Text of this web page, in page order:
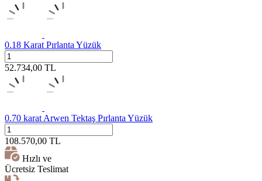
0.18 Karat Pırlanta Yüzük
52.734,00 TL
0.70 karat Arwen Tektaş Pırlanta Yüzük
108.570,00 TL
Hızlı ve
Ücretsiz Teslimat